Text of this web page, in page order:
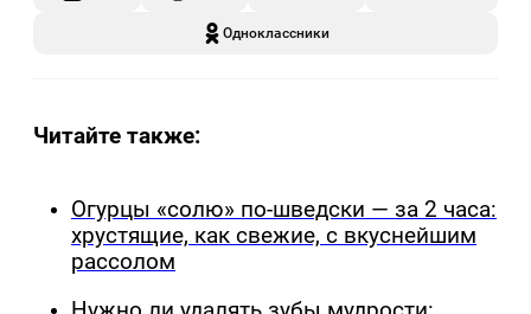
Одноклассники
Читайте также:
Огурцы «солю» по-шведски — за 2 часа:
хрустящие, как свежие, с вкуснейшим
рассолом